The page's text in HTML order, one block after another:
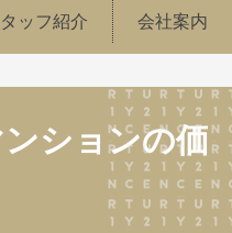
ッフ紹介 会社案内
ションの価